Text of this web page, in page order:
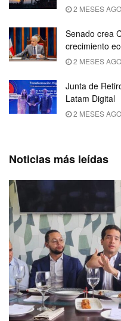
2 MESES AGO
Senado crea
crecimiento
2 MESES AGO
Junta de
Latam Digital
2 MESES AGO
Noticias más leídas